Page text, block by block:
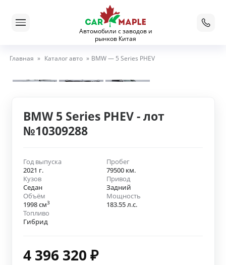
Автомобили с заводов и
рынков Китая
Главная » Каталог авто » BMW — 5 Series PHEV
BMW 5 Series PHEV - лот
№10309288
Год выпуска
2021 г.
Пробег
79500 км.
Кузов
Седан
Привод
Задний
Объём
1998 см3
Мощность
183.55 л.с.
Топливо
Гибрид
4 396 320 ₽